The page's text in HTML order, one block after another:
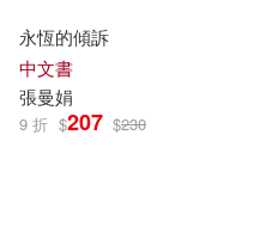
永恆的傾訴
中文書
張曼娟
9 折 $207 $230